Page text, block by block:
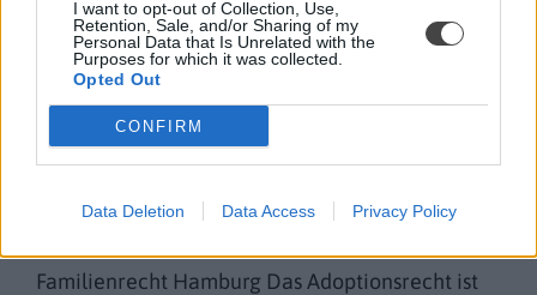
I want to opt-out of Collection, Use,
Retention, Sale, and/or Sharing of my
Personal Data that Is Unrelated with the
Purposes for which it was collected.
Opted Out
CONFIRM
Data Deletion Data Access Privacy Policy
Neueste Beiträge
Aktuelle Entwicklungen im
Adoptionsrecht
FAMILIENRECHT DATUM:
Familienrecht Hamburg Das Adoptionsrecht ist